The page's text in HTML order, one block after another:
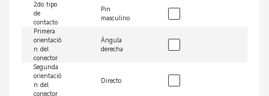
2do tipo
de
contacto
Pin
masculino
Primera
orientació
n del
conector
Ángula
derecha
Segunda
orientació
n del
conector
Directo